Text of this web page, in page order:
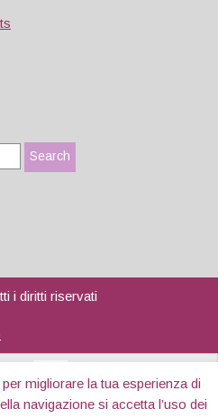
i diritti riservati
migliorare la tua esperienza di
navigazione si accetta l’uso dei